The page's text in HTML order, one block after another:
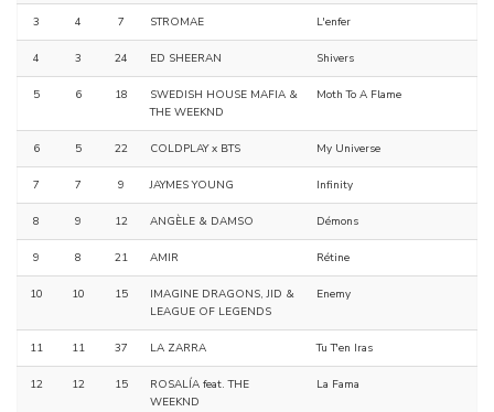
3 4 7 STROMAE L'enfer
4 3 24 ED SHEERAN Shivers
5 6 18
SWEDISH HOUSE MAFIA &
THE WEEKND
Moth To A Flame
6 5 22 COLDPLAY x BTS My Universe
7 7 9 JAYMES YOUNG Infinity
8 9 12 ANGÈLE & DAMSO Démons
9 8 21 AMIR Rétine
10 10 15
IMAGINE DRAGONS, JID &
LEAGUE OF LEGENDS
Enemy
11 11 37 LA ZARRA Tu T'en Iras
12 12 15
ROSALÍA feat. THE
WEEKND
La Fama